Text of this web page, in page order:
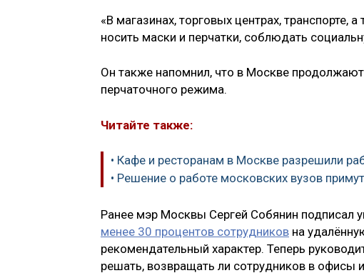
«В магазинах, торговых центрах,
носить маски и перчатки, соблюдать
Он также напомнил, что в Москве
перчаточного режима.
Читайте также:
• Кафе и ресторанам в Москве разрешили
• Решение о работе московских вузов
Ранее мэр Москвы Сергей Собянин подписал
менее 30 процентов сотрудников на
рекомендательный характер. Теперь
решать, возвращать ли сотрудников в офисы